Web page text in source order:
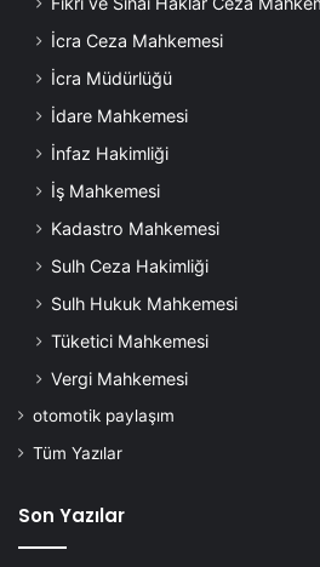
İcra Ceza Mahkemesi
İcra Müdürlüğü
İdare Mahkemesi
İnfaz Hakimliği
İş Mahkemesi
Kadastro Mahkemesi
Sulh Ceza Hakimliği
Sulh Hukuk Mahkemesi
Tüketici Mahkemesi
Vergi Mahkemesi
otomotik paylaşım
Tüm Yazılar
Son Yazılar